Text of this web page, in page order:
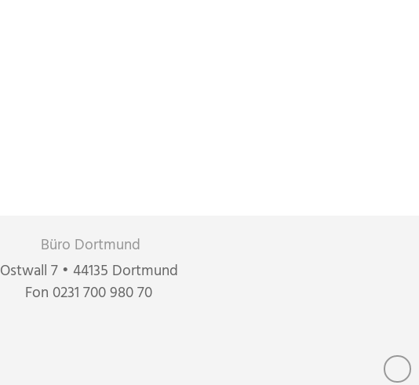
Büro Dortmund
Ostwall 7 • 44135 Dortmund
Fon 0231 700 980 70